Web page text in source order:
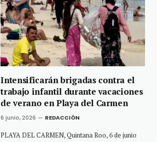
Intensificarán brigadas contra el
trabajo infantil durante vacaciones
de verano en Playa del Carmen
6 junio, 2026 REDACCIÓN
PLAYA DEL CARMEN, Quintana Roo, 6 de junio